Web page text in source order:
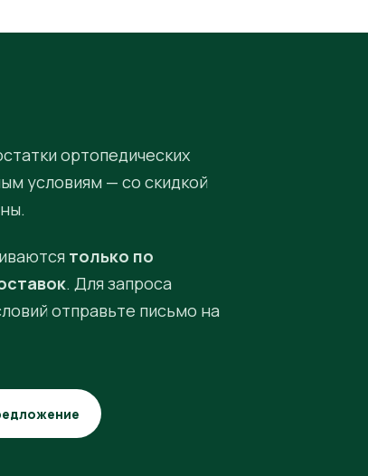
ортопедических
условиям — со скидкой
только по
. Для запроса
отправьте письмо на